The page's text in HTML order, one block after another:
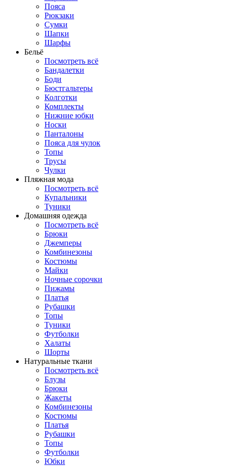
Пояса
Рюкзаки
Сумки
Шапки
Шарфы
Бельё
Посмотреть всё
Бандалетки
Боди
Бюстгальтеры
Колготки
Комплекты
Нижние юбки
Носки
Панталоны
Поясa для чулок
Топы
Трусы
Чулки
Пляжная мода
Посмотреть всё
Купальники
Туники
Домашняя одежда
Посмотреть всё
Брюки
Джемперы
Комбинезоны
Костюмы
Майки
Ночные сорочки
Пижамы
Платья
Рубашки
Топы
Туники
Футболки
Халаты
Шорты
Натуральные ткани
Посмотреть всё
Блузы
Брюки
Жакеты
Комбинезоны
Костюмы
Платья
Рубашки
Топы
Футболки
Юбки